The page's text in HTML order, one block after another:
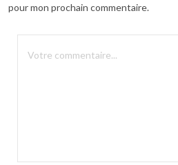
pour mon prochain commentaire.